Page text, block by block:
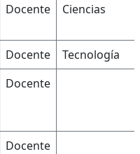
Docente Ciencias
Docente
Tecnología
Docente
Docente